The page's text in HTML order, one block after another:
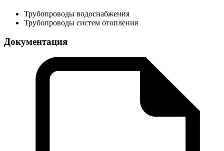
Трубопроводы водоснабжения
Трубопроводы систем отопления
Документация